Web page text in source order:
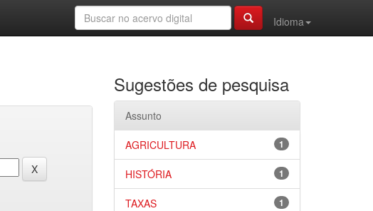
Idioma
Sugestões de pesquisa
Assunto
1
AGRICULTURA
1
HISTÓRIA
1
TAXAS